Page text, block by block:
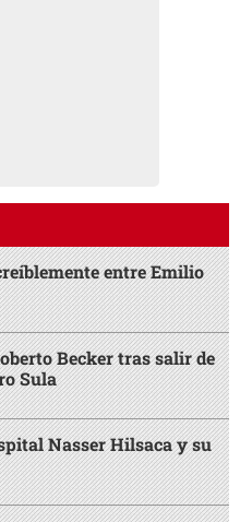
entre Emilio
Becker tras salir de
Sula
Nasser Hilsaca y su